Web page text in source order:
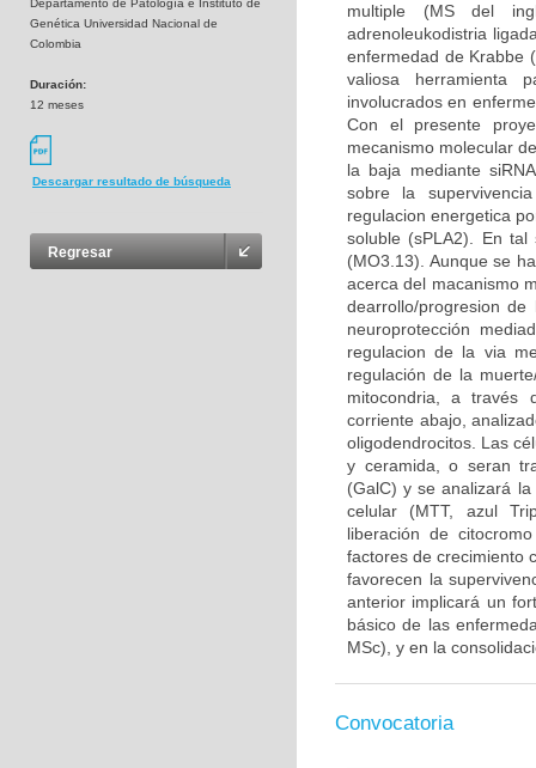
Departamento de Patología e Instituto de
Genética Universidad Nacional de
Colombia
Duración:
12 meses
Descargar resultado de búsqueda
Regresar
multiple (MS del
adrenoleukodistria
enfermedad de Krabbe
valiosa herramienta
involucrados en
Con el presente
mecanismo molecular
la baja mediante
sobre la
regulacion energetica
soluble (sPLA2). En
(MO3.13). Aunque se
acerca del macanismo
dearrollo/progresion
neuroprotección
regulacion de la via
regulación de la
mitocondria, a través
corriente abajo,
oligodendrocitos. Las
y ceramida, o seran
(GalC) y se analizará
celular (MTT, azul
liberación de
factores de crecimiento
favorecen la
anterior implicará un
básico de las
MSc), y en la
Convocatoria